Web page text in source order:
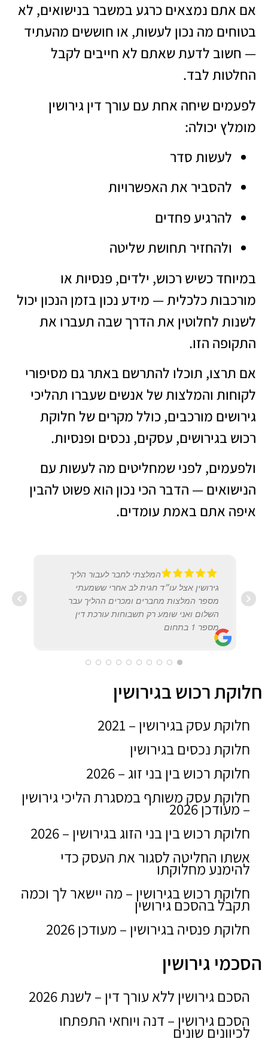
אם אתם נמצאים כרגע במשבר בנישואים, לא
בטוחים מה נכון לעשות, או חוששים מהעתיד
— חשוב לדעת שאתם לא חייבים לקבל
החלטות לבד.
לפעמים שיחה אחת עם עורך דין גירושין
מומלץ יכולה:
לעשות סדר
להסביר את האפשרויות
להרגיע פחדים
ולהחזיר תחושת שליטה
במיוחד כשיש רכוש, ילדים, פנסיות או
מורכבות כלכלית — מידע נכון בזמן הנכון יכול
לשנות לחלוטין את הדרך שבה תעברו את
התקופה הזו.
אם תרצו, תוכלו להתרשם באתר גם מסיפורי
לקוחות והמלצות של אנשים שעברו תהליכי
גירושים מורכבים, כולל מקרים של חלוקת
רכוש בגירושים, עסקים, נכסים ופנסיות.
ולפעמים, לפני שמחליטים מה לעשות עם
הנישואים — הדבר הכי נכון הוא פשוט להבין
איפה אתם באמת עומדים.
המלצתי לחבר לעבור הליך
גירושין אצל עו״ד חגית לב אחרי ששמעתי
מספר המלצות מחברים ומכרים ההליך עבר
השלום ואני שומע רק תשבוחות עורכת דין
מספר 1 בתחום
20/12/2017
חלוקת רכוש בגירושין
חלוקת עסק בגירושין – 2021
חלוקת נכסים בגירושין
חלוקת רכוש בין בני זוג – 2026
חלוקת עסק משותף במסגרת הליכי גירושין
– מעודכן 2026
חלוקת רכוש בין בני הזוג בגירושין – 2026
אשתו החליטה לסגור את העסק כדי
להימנע מחלוקתו
חלוקת רכוש בגירושין – מה יישאר לך וכמה
תקבל בהסכם גירושין
חלוקת פנסיה בגירושין – מעודכן 2026
הסכמי גירושין
הסכם גירושין ללא עורך דין – לשנת 2026
הסכם גירושין – דנה ויוחאי התפתחו
לכיוונים שונים